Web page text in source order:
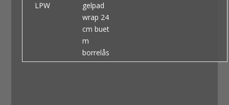
LPW
gelpad
wrap 24
cm buet
m
borrelås